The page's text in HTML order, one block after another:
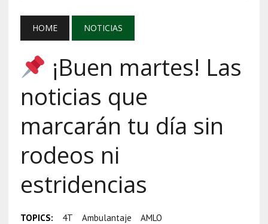
HOME NOTICIAS
¡Buen martes! Las
noticias que
marcarán tu día sin
rodeos ni
estridencias
TOPICS: 4T Ambulantaje
AMLO